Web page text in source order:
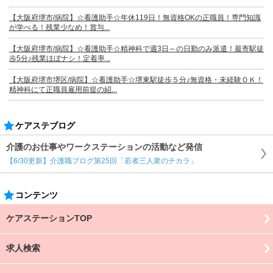
【大阪府堺市/病院】☆看護助手☆年休119日！無資格OKの正職員！専門知識
が学べる！残業少なめ！賞与...
【大阪府堺市/病院】☆看護助手☆精神科で週3日～の日勤のみ派遣！最寄駅徒
歩5分♪残業ほぼナシ！定着率...
【大阪府堺市堺区/病院】☆看護助手☆堺東駅徒歩５分♪無資格・未経験ＯＫ！
精神科にて正職員雇用前提の紹...
ケアステブログ
介護のお仕事やワークステーションの活動など発信
【6/30更新】介護職ブログ第25回「若者三人衆のチカラ」
コンテンツ
ケアステーションTOP
求人検索